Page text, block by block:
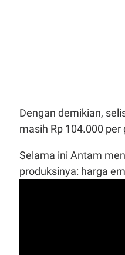
Dengan demikian,
masih Rp 104.000 per
Selama ini Antam
produksinya: harga